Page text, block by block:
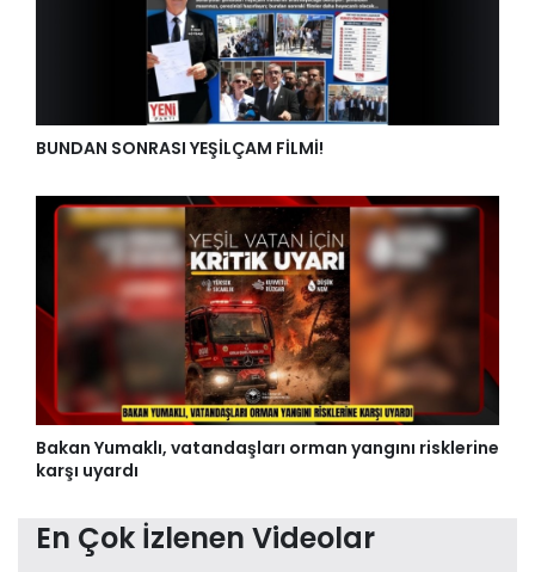
BUNDAN SONRASI YEŞİLÇAM FİLMİ!
Bakan Yumaklı, vatandaşları orman yangını risklerine
karşı uyardı
En Çok İzlenen Videolar